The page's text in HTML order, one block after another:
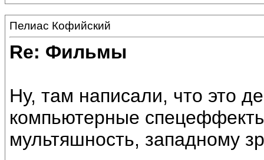
Пелиас Кофийский
Re: Фильмы
Ну, там написали, что это
компьютерные
мультяшность, западному